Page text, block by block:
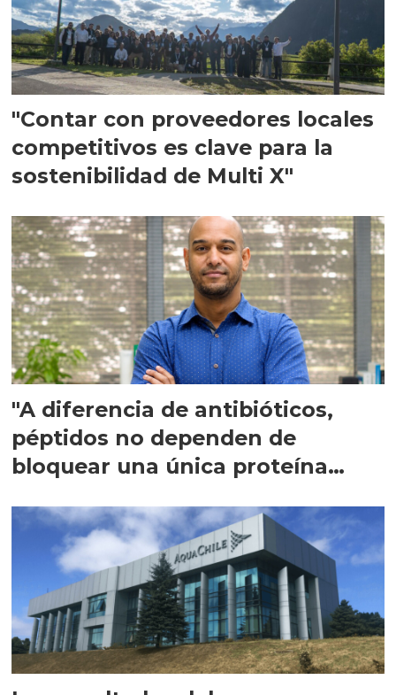
"Contar con proveedores locales
competitivos es clave para la
sostenibilidad de Multi X"
"A diferencia de antibióticos,
péptidos no dependen de
bloquear una única proteína